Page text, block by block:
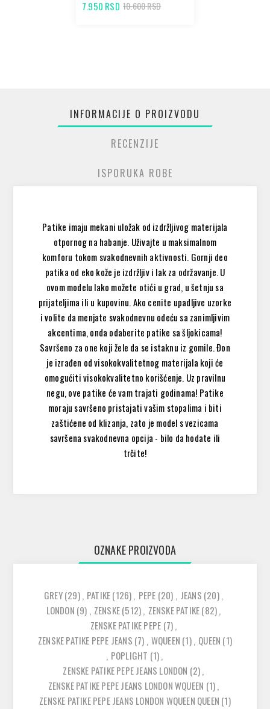
7.950 RSD 10.600 RSD
INFORMACIJE O PROIZVODU
RECENZIJE
ISPORUKA ROBE
Patike imaju mekani uložak od izdržljivog materijala
otpornog na habanje. Uživajte u maksimalnom
komforu tokom svakodnevnih aktivnosti. Gornji deo
patika od eko kože je izdržljiv i lak za održavanje. U
ovom modelu lako možete otići u grad, u šetnju sa
prijateljima ili u kupovinu. Ako cenite upadljive uzorke
i volite da menjate svakodnevnu odeću sa zanimljivim
akcentima, onda odaberite patike sa šljokicama!
Savršeno za one koji žele da se istaknu iz gomile. Đon
je izrađen od visokokvalitetnog materijala koji će
omogućiti visokokvalitetno korišćenje. Uz pravilnu
negu, ove patike će vam trajati godinama! Patike
moraju savršeno pristajati vašim stopalima i biti
zaštićene od klizanja, zato je model s vezicama
savršena svakodnevna opcija - bilo da hodate ili
trčite!
OZNAKE PROIZVODA
GREY(29), PATIKE(126), PEPE (20) , JEANS (20),
LONDON (9) , ZENSKE(512), ZENSKE PATIKE(82),
ZENSKE PATIKE PEPE (7),
ZENSKE PATIKE PEPE JEANS (7) , WQUEEN (1), QUEEN (1)
, POPLIGHT (1),
ZENSKE PATIKE PEPE JEANS LONDON (2),
ZENSKE PATIKE PEPE JEANS LONDON WQUEEN (1),
ZENSKE PATIKE PEPE JEANS LONDON WQUEEN QUEEN (1)